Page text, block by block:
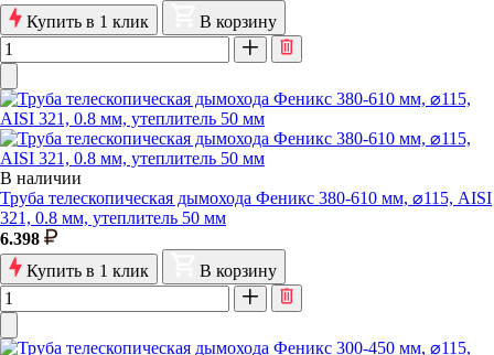
Купить в 1 клик
В корзину
В наличии
Труба телескопическая дымохода Феникс 380-610 мм, ⌀115, AISI
321, 0.8 мм, утеплитель 50 мм
6.398
Купить в 1 клик
В корзину